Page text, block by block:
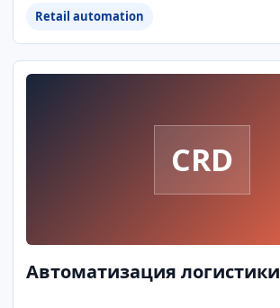
Retail automation
CRD
Автоматизация логистики